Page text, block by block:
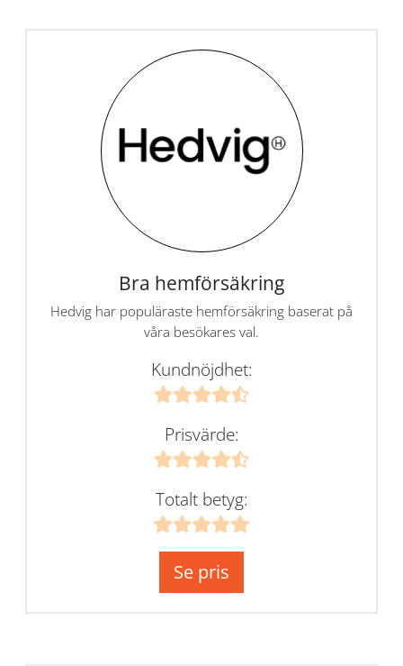
Bra hemförsäkring
Hedvig har populäraste hemförsäkring baserat på
våra besökares val.
Kundnöjdhet:
Prisvärde:
Totalt betyg:
Se pris